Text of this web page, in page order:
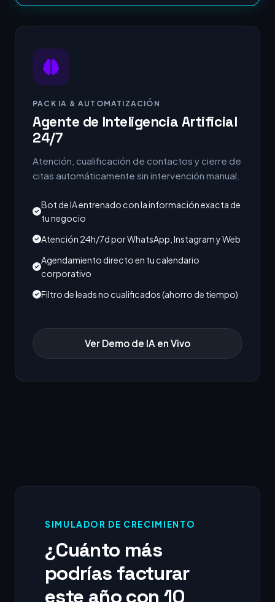
PACK IA & AUTOMATIZACIÓN
Agente de Inteligencia Artificial
24/7
Atención, cualificación de contactos y cierre de
citas automáticamente sin intervención manual.
Bot de IA entrenado con la información exacta de
tu negocio
Atención 24h/7d por WhatsApp, Instagram y Web
Agendamiento directo en tu calendario
corporativo
Filtro de leads no cualificados (ahorro de tiempo)
Ver Demo de IA en Vivo
SIMULADOR DE CRECIMIENTO
¿Cuánto más
podrías facturar
este año con 10